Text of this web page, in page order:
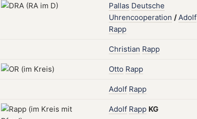
Pallas Deutsche
Uhrencooperation /Adolf
Rapp
Christian Rapp
Otto Rapp
Adolf Rapp
Adolf Rapp KG